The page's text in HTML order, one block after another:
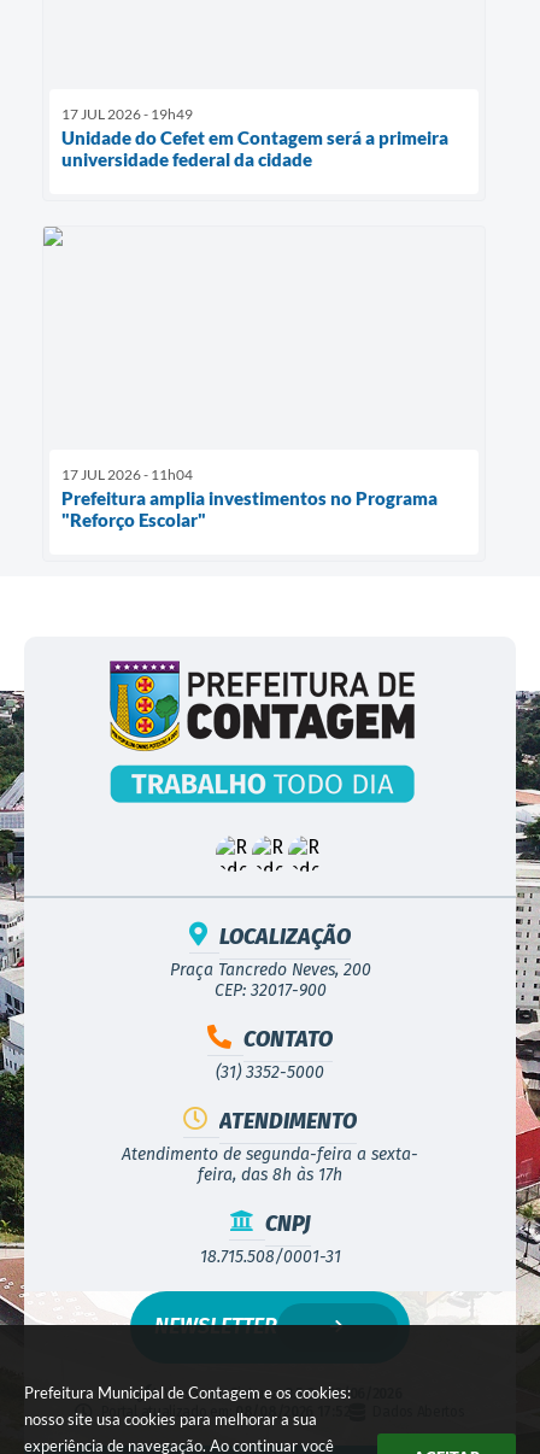
Prefeitura Municipal de Contagem e os cookies:
nosso site usa cookies para melhorar a sua
experiência de navegação. Ao continuar você
17 JUL 2026 - 19h49
Unidade do Cefet em Contagem será a primeira
universidade federal da cidade
17 JUL 2026 - 11h04
Prefeitura amplia investimentos no Programa
"Reforço Escolar"
LOCALIZAÇÃO
Praça Tancredo Neves, 200
CEP: 32017-900
CONTATO
(31) 3352-5000
ATENDIMENTO
Atendimento de segunda-feira a sexta-
feira, das 8h às 17h
CNPJ
18.715.508/0001-31
Versão do Sistema:3.5.3 - 19/06/2026
Portal atualizado em:
08/08/2026 17:52
NEWSLETTER